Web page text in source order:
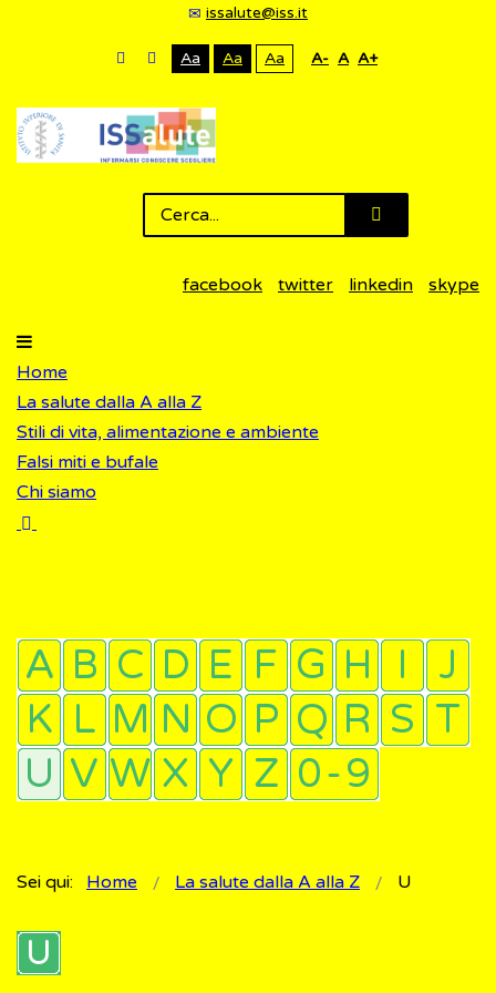
issalute@iss.it
Aa Aa Aa A- A A+
facebook twitter linkedin skype
Home
La salute dalla A alla Z
Stili di vita, alimentazione e ambiente
Falsi miti e bufale
Chi siamo
Sei qui: Home La salute dalla A alla Z U